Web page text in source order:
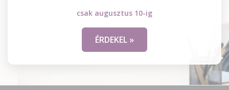
csak augusztus 10-ig
ÉRDEKEL »